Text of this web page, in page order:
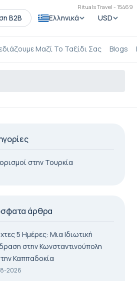
Rituals Travel - 15469
B2B Ελληνικά USD
Μαζί Το Ταξίδι Σας Blogs
στην Τουρκία
άρθρα
5 Ημέρες: Μια Ιδιωτική
στην Κωνσταντινούπολη
Καππαδοκία
2026